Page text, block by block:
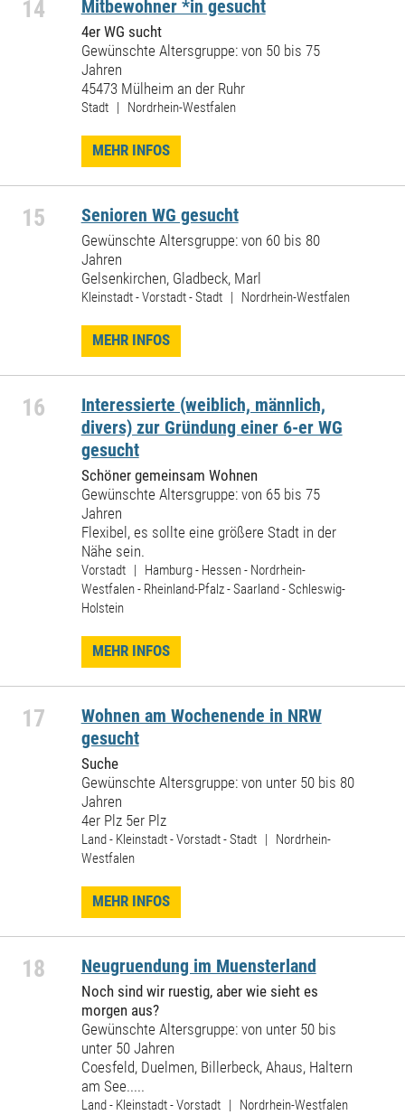
14 Mitbewohner *in gesucht
4er WG sucht
Gewünschte Altersgruppe: von 50 bis 75
Jahren
45473 Mülheim an der Ruhr
Stadt | Nordrhein-Westfalen
MEHR INFOS
15 Senioren WG gesucht
Gewünschte Altersgruppe: von 60 bis 80
Jahren
Gelsenkirchen, Gladbeck, Marl
Kleinstadt - Vorstadt - Stadt | Nordrhein-Westfalen
MEHR INFOS
16
Interessierte (weiblich, männlich,
divers) zur Gründung einer 6-er WG
gesucht
Schöner gemeinsam Wohnen
Gewünschte Altersgruppe: von 65 bis 75
Jahren
Flexibel, es sollte eine größere Stadt in der
Nähe sein.
Vorstadt | Hamburg - Hessen - Nordrhein-
Westfalen - Rheinland-Pfalz - Saarland - Schleswig-
Holstein
MEHR INFOS
17
Wohnen am Wochenende in NRW
gesucht
Suche
Gewünschte Altersgruppe: von unter 50 bis 80
Jahren
4er Plz 5er Plz
Land - Kleinstadt - Vorstadt - Stadt | Nordrhein-
Westfalen
MEHR INFOS
18 Neugruendung im Muensterland
Noch sind wir ruestig, aber wie sieht es
morgen aus?
Gewünschte Altersgruppe: von unter 50 bis
unter 50 Jahren
Coesfeld, Duelmen, Billerbeck, Ahaus, Haltern
am See.....
Land - Kleinstadt - Vorstadt | Nordrhein-Westfalen